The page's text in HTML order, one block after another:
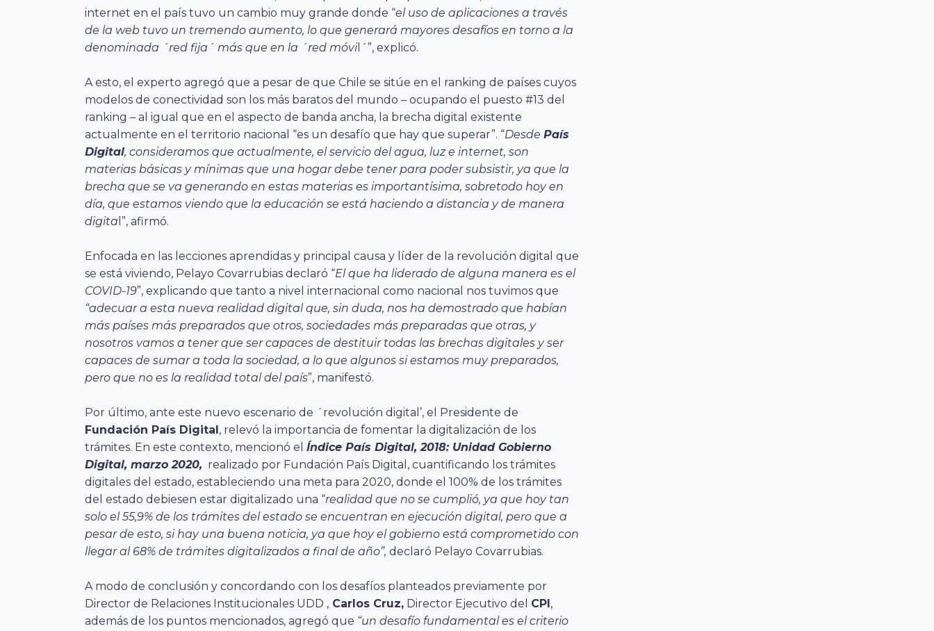
internet en el país tuvo un cambio muy grande donde “el uso de aplicaciones a través
de la web tuvo un tremendo aumento, lo que generará mayores desafíos en torno a la
denominada ´red fija´ más que en la ´red móvil´”, explicó.
A esto, el experto agregó que a pesar de que Chile se sitúe en el ranking de países cuyos
modelos de conectividad son los más baratos del mundo – ocupando el puesto #13 del
ranking – al igual que en el aspecto de banda ancha, la brecha digital existente
actualmente en el territorio nacional “es un desafío que hay que superar”. “Desde País
Digital, consideramos que actualmente, el servicio del agua, luz e internet, son
materias básicas y mínimas que una hogar debe tener para poder subsistir, ya que la
brecha que se va generando en estas materias es importantísima, sobretodo hoy en
día, que estamos viendo que la educación se está haciendo a distancia y de manera
digita l”, afirmó.
Enfocada en las lecciones aprendidas y principal causa y líder de la revolución digital que
se está viviendo, Pelayo Covarrubias declaró “El que ha liderado de alguna manera es el
COVID-19”, explicando que tanto a nivel internacional como nacional nos tuvimos que
“adecuar a esta nueva realidad digital que, sin duda, nos ha demostrado que habían
más países más preparados que otros, sociedades más preparadas que otras, y
nosotros vamos a tener que ser capaces de destituir todas las brechas digitales y ser
capaces de sumar a toda la sociedad, a lo que algunos si estamos muy preparados,
pero que no es la realidad total del país”, manifestó.
Por último, ante este nuevo escenario de ´revolución digital’, el Presidente de
Fundación País Digital , relevó la importancia de fomentar la digitalización de los
trámites. En este contexto, mencionó el Índice País Digital, 2018: Unidad Gobierno
Digital, marzo 2020, realizado por Fundación País Digital, cuantificando los trámites
digitales del estado, estableciendo una meta para 2020, donde el 100% de los trámites
del estado debiesen estar digitalizado una “realidad que no se cumplió, ya que hoy tan
solo el 55,9% de los trámites del estado se encuentran en ejecución digital, pero que a
pesar de esto, si hay una buena noticia, ya que hoy el gobierno está comprometido con
llegar al 68% de trámites digitalizados a final de año”, declaró Pelayo Covarrubias.
A modo de conclusión y concordando con los desafíos planteados previamente por
Director de Relaciones Institucionales UDD , Carlos Cruz, Director Ejecutivo del CPI ,
además de los puntos mencionados, agregó que “un desafío fundamental es el criterio